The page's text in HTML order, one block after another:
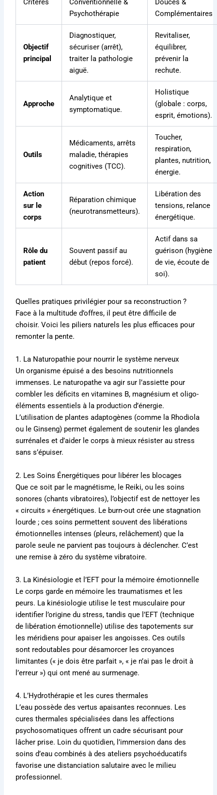
Critères
Conventionnelle &
Psychothérapie
Douces &
Complémentaires
Objectif
principal
Diagnostiquer,
sécuriser (arrêt),
traiter la pathologie
aiguë.
Revitaliser,
équilibrer,
prévenir la
rechute.
Approche
Analytique et
symptomatique.
Holistique
(globale : corps,
esprit, émotions).
Outils
Médicaments, arrêts
maladie, thérapies
cognitives (TCC).
Toucher,
respiration,
plantes, nutrition,
énergie.
Action
sur le
corps
Réparation chimique
(neurotransmetteurs).
Libération des
tensions, relance
énergétique.
Rôle du
patient
Souvent passif au
début (repos forcé).
Actif dans sa
guérison (hygiène
de vie, écoute de
soi).
Quelles pratiques privilégier pour sa reconstruction ?
Face à la multitude d’offres, il peut être difficile de
choisir. Voici les piliers naturels les plus efficaces pour
remonter la pente.
1. La Naturopathie pour nourrir le système nerveux
Un organisme épuisé a des besoins nutritionnels
immenses. Le naturopathe va agir sur l’assiette pour
combler les déficits en vitamines B, magnésium et oligo-
éléments essentiels à la production d’énergie.
L’utilisation de plantes adaptogènes (comme la Rhodiola
ou le Ginseng) permet également de soutenir les glandes
surrénales et d’aider le corps à mieux résister au stress
sans s’épuiser.
2. Les Soins Énergétiques pour libérer les blocages
Que ce soit par le magnétisme, le Reiki, ou les soins
sonores (chants vibratoires), l’objectif est de nettoyer les
« circuits » énergétiques. Le burn-out crée une stagnation
lourde ; ces soins permettent souvent des libérations
émotionnelles intenses (pleurs, relâchement) que la
parole seule ne parvient pas toujours à déclencher. C’est
une remise à zéro du système vibratoire.
3. La Kinésiologie et l’EFT pour la mémoire émotionnelle
Le corps garde en mémoire les traumatismes et les
peurs. La kinésiologie utilise le test musculaire pour
identifier l’origine du stress, tandis que l’EFT (technique
de libération émotionnelle) utilise des tapotements sur
les méridiens pour apaiser les angoisses. Ces outils
sont redoutables pour désamorcer les croyances
limitantes (« je dois être parfait », « je n’ai pas le droit à
l’erreur ») qui ont mené au surmenage.
4. L’Hydrothérapie et les cures thermales
L’eau possède des vertus apaisantes reconnues. Les
cures thermales spécialisées dans les affections
psychosomatiques offrent un cadre sécurisant pour
lâcher prise. Loin du quotidien, l’immersion dans des
soins d’eau combinés à des ateliers psychoéducatifs
favorise une distanciation salutaire avec le milieu
professionnel.